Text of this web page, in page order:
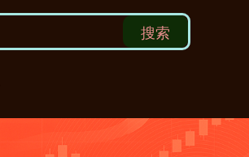
搜索